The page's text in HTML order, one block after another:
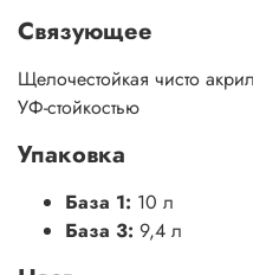
Связующее
Щелочестойкая чисто
УФ-стойкостью
Упаковка
База 1: 10 л
База 3: 9,4 л